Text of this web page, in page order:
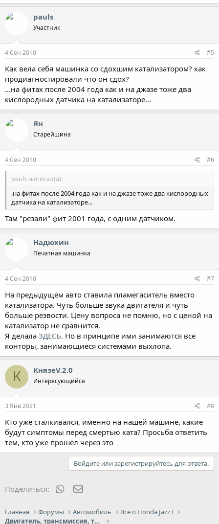
pauls
Участник
4 Сен 2010 #5
Как вела себя машинка со сдохшим катализатором? как
продиагностировали что он сдох?
...на фитах после 2004 года как и на джазе тоже два
кислородных датчика на катализаторе...
Ян
Старейшина
4 Сен 2010 #6
pauls написал(а):
.на фитах после 2004 года как и на джазе тоже два кислородных
датчика на катализаторе...
Там "резали" фит 2001 года, с одним датчиком.
Надюхин
Печатная машинка
4 Сен 2010 #7
На предыдущем авто ставила пламегаситель вместо
катализатора. Чуть больше звука двигателя и чуть
больше резвости. Цену вопроса не помню, но с ценой на
катализатор не сравнится.
Я делала ЗДЕСЬ. Но в принципе ими занимаются все
конторы, занимающиеся системами выхлопа.
К КнязеV.2.0
Интересующийся
3 Янв 2021 #8
Кто уже сталкивался, именно на нашей машине, какие
будут симптомы перед смертью ката? Просьба ответить
тем, кто уже прошёл через это
Войдите или зарегистрируйтесь для ответа.
Поделиться: WhatsApp
Главная Форумы Автомобиль
Все о Honda Jazz I
Двигатель, трансмиссия, топливная система